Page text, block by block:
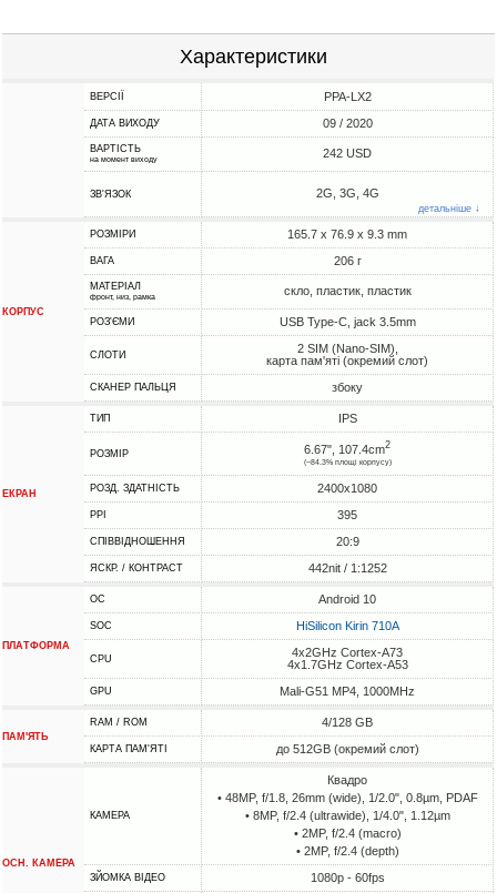
Характеристики
ВЕРСІЇ PPA-LX2
ДАТА ВИХОДУ 09 / 2020
ВАРТІСТЬ
на момент виходу 242 USD
ЗВ'ЯЗОК 2G, 3G, 4G
детальніше ↓
КОРПУС
РОЗМІРИ 165.7 x 76.9 x 9.3 mm
ВАГА 206 г
МАТЕРІАЛ
фронт, низ, рамка скло, пластик, пластик
РОЗ'ЄМИ USB Type-C, jack 3.5mm
СЛОТИ
2 SIM (Nano-SIM),
карта пам'яті (окремий слот)
СКАНЕР ПАЛЬЦЯ збоку
ЕКРАН
ТИП IPS
РОЗМІР 6.67", 107.4cm2
(~84.3% площі корпусу)
РОЗД. ЗДАТНІСТЬ 2400x1080
PPI 395
СПІВВІДНОШЕННЯ 20:9
ЯСКР. / КОНТРАСТ 442nit / 1:1252
ПЛАТФОРМА
ОС Android 10
SOC HiSilicon Kirin 710A
CPU
4x2GHz Cortex-A73
4x1.7GHz Cortex-A53
GPU Mali-G51 MP4, 1000MHz
ПАМ'ЯТЬ
RAM / ROM 4/128 GB
КАРТА ПАМ'ЯТІ до 512GB (окремий слот)
ОСН. КАМЕРА
КАМЕРА
Квадро
• 48MP, f/1.8, 26mm (wide), 1/2.0", 0.8µm, PDAF
• 8MP, f/2.4 (ultrawide), 1/4.0", 1.12µm
• 2MP, f/2.4 (macro)
• 2MP, f/2.4 (depth)
ЗЙОМКА ВІДЕО 1080p - 60fps